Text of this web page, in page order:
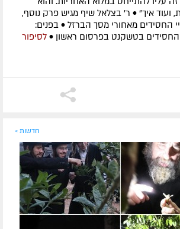
ועוד איך" • ר' בצלאל שיף מגיש פרק נוסף,
החסידים מאחורי מסך הברזל • בפנים:
החסידים בטשקנט בפרסום ראשון • לסיפור
חדשות »